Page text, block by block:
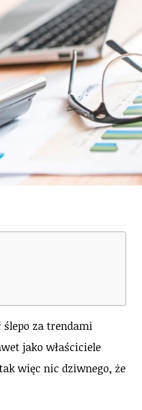
za trendami
jako właściciele
więc nic dziwnego, że